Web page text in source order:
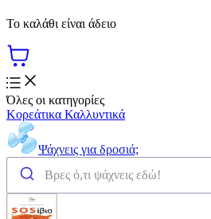
Το καλάθι είναι άδειο
Όλες οι κατηγορίες
Κορεάτικα Καλλυντικά
Ψάχνεις για δροσιά;